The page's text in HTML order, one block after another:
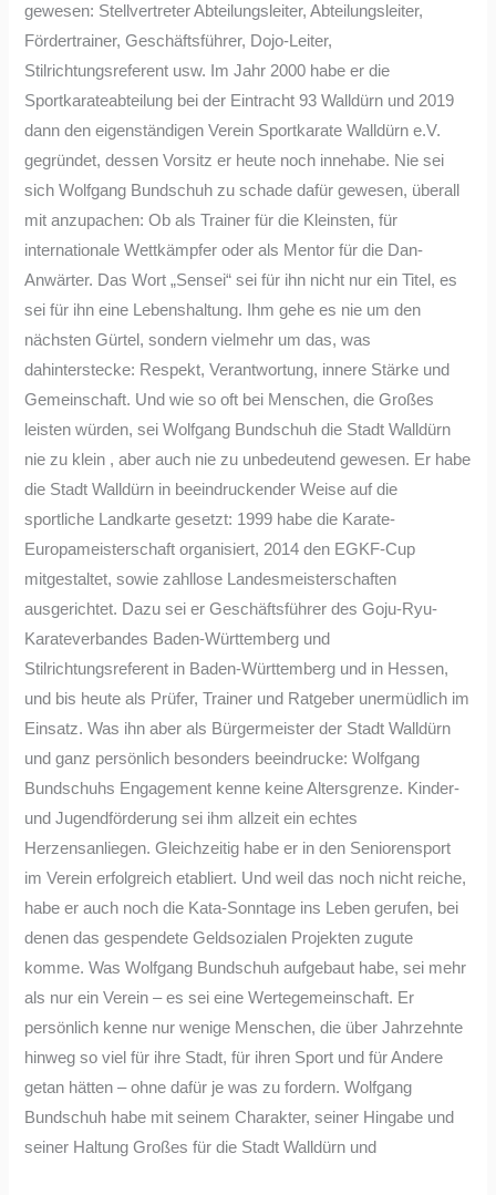
gewesen: Stellvertreter Abteilungsleiter, Abteilungsleiter,
Fördertrainer, Geschäftsführer, Dojo-Leiter,
Stilrichtungsreferent usw. Im Jahr 2000 habe er die
Sportkarateabteilung bei der Eintracht 93 Walldürn und 2019
dann den eigenständigen Verein Sportkarate Walldürn e.V.
gegründet, dessen Vorsitz er heute noch innehabe. Nie sei
sich Wolfgang Bundschuh zu schade dafür gewesen, überall
mit anzupachen: Ob als Trainer für die Kleinsten, für
internationale Wettkämpfer oder als Mentor für die Dan-
Anwärter. Das Wort „Sensei“ sei für ihn nicht nur ein Titel, es
sei für ihn eine Lebenshaltung. Ihm gehe es nie um den
nächsten Gürtel, sondern vielmehr um das, was
dahinterstecke: Respekt, Verantwortung, innere Stärke und
Gemeinschaft. Und wie so oft bei Menschen, die Großes
leisten würden, sei Wolfgang Bundschuh die Stadt Walldürn
nie zu klein , aber auch nie zu unbedeutend gewesen. Er habe
die Stadt Walldürn in beeindruckender Weise auf die
sportliche Landkarte gesetzt: 1999 habe die Karate-
Europameisterschaft organisiert, 2014 den EGKF-Cup
mitgestaltet, sowie zahllose Landesmeisterschaften
ausgerichtet. Dazu sei er Geschäftsführer des Goju-Ryu-
Karateverbandes Baden-Württemberg und
Stilrichtungsreferent in Baden-Württemberg und in Hessen,
und bis heute als Prüfer, Trainer und Ratgeber unermüdlich im
Einsatz. Was ihn aber als Bürgermeister der Stadt Walldürn
und ganz persönlich besonders beeindrucke: Wolfgang
Bundschuhs Engagement kenne keine Altersgrenze. Kinder-
und Jugendförderung sei ihm allzeit ein echtes
Herzensanliegen. Gleichzeitig habe er in den Seniorensport
im Verein erfolgreich etabliert. Und weil das noch nicht reiche,
habe er auch noch die Kata-Sonntage ins Leben gerufen, bei
denen das gespendete Geldsozialen Projekten zugute
komme. Was Wolfgang Bundschuh aufgebaut habe, sei mehr
als nur ein Verein – es sei eine Wertegemeinschaft. Er
persönlich kenne nur wenige Menschen, die über Jahrzehnte
hinweg so viel für ihre Stadt, für ihren Sport und für Andere
getan hätten – ohne dafür je was zu fordern. Wolfgang
Bundschuh habe mit seinem Charakter, seiner Hingabe und
seiner Haltung Großes für die Stadt Walldürn und